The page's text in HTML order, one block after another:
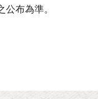
布為準。